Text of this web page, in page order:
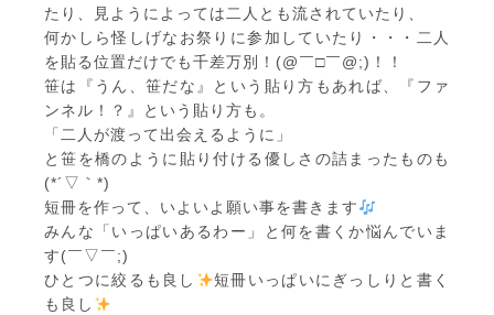
たり、見ようによっては二人とも流されていたり、
何かしら怪しげなお祭りに参加していたり・・・二人
を貼る位置だけでも千差万別！(@￣□￣@;)！！
笹は『うん、笹だな』という貼り方もあれば、『ファ
ンネル！？』という貼り方も。
「二人が渡って出会えるように」
と笹を橋のように貼り付ける優しさの詰まったものも
(*´▽｀*)
短冊を作って、いよいよ願い事を書きます
みんな「いっぱいあるわー」と何を書くか悩んでいま
す(￣▽￣;)
ひとつに絞るも良し
短冊いっぱいにぎっしりと書く
も良し